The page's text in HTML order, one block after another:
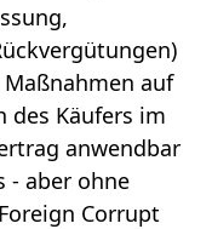
auf
des Käufers im
anwendbar
- aber ohne
Corrupt